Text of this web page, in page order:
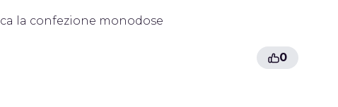
la confezione monodose
0